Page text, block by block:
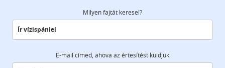
Milyen fajtát keresel?
E-mail címed, ahova az értesítést küldjük